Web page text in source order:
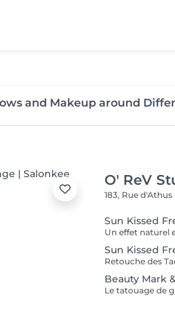
and Makeup around
O' ReV
183, Rue d'Athus
Sun Kissed
Sun Kissed
Beauty Mark